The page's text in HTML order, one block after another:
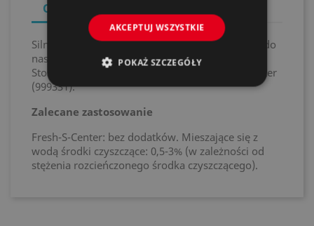
Opis
Silnie skoncentrowany świeży wiosenny zapach do
nasycania zapachem myjni samochodowych.
Stosować bez dodatków za pomocą Fresh-S-Center
(999331).
Zalecane zastosowanie
Fresh-S-Center: bez dodatków. Mieszające się z
wodą środki czyszczące: 0,5-3% (w zależności od
stężenia rozcieńczonego środka czyszczącego).
AKCEPTUJ WSZYSTKIE
POKAŻ SZCZEGÓŁY